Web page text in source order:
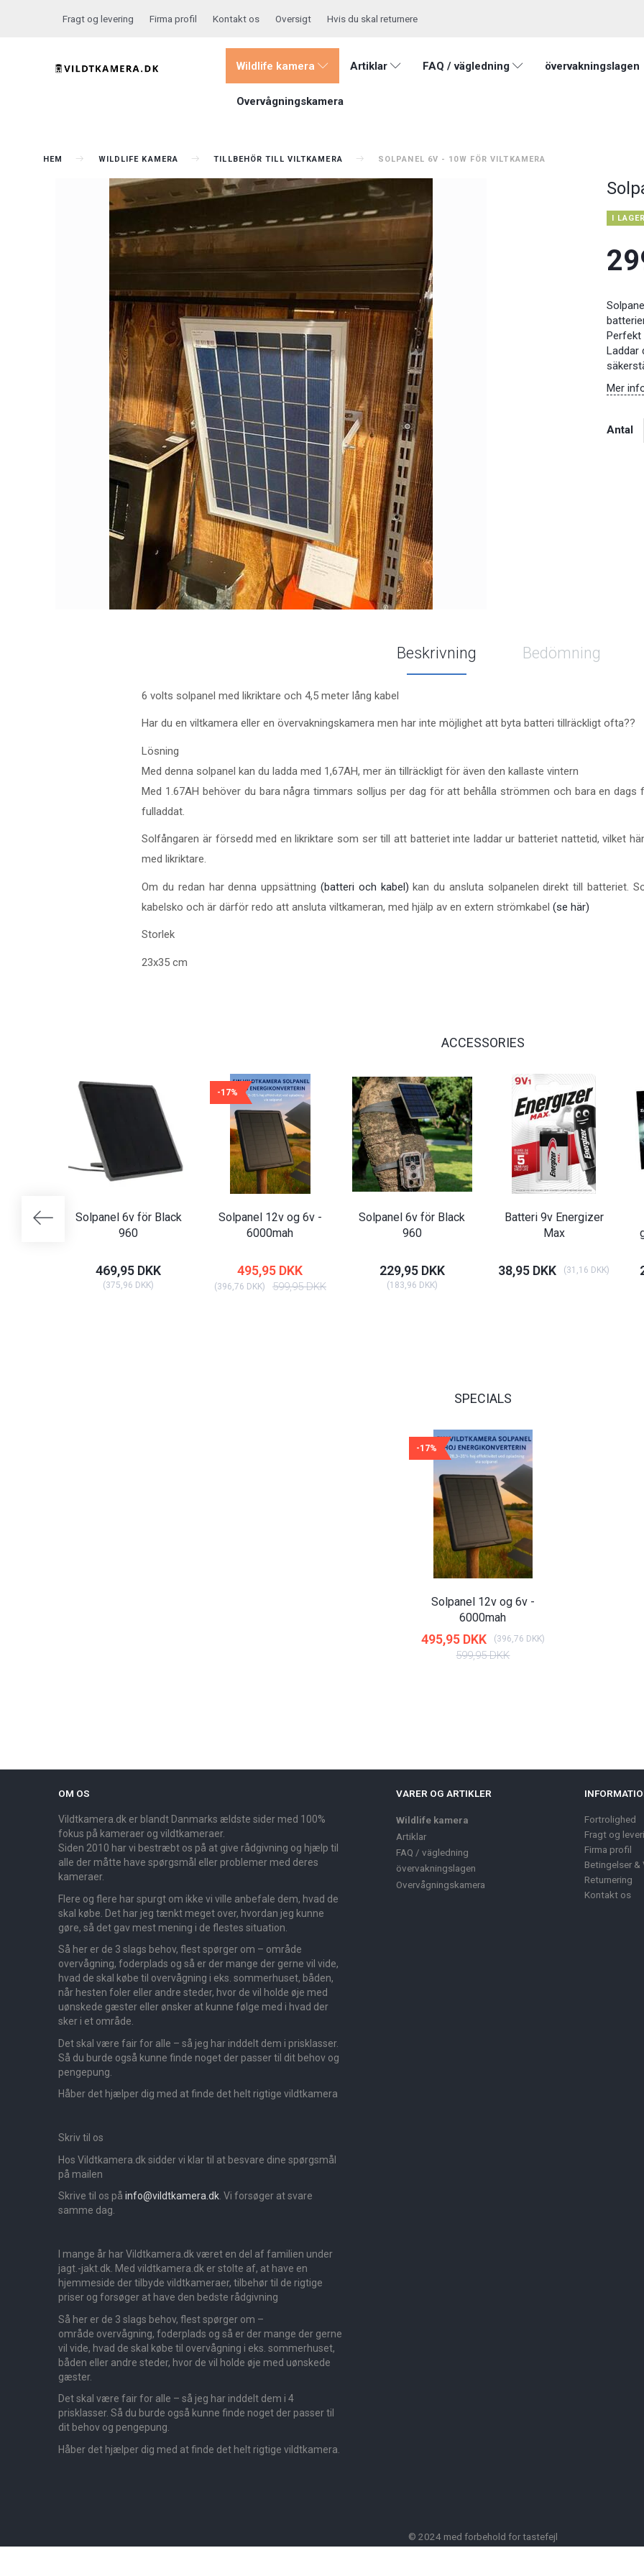
Fragt og levering Firma profil Kontakt os Oversigt Hvis du skal returnere
Wildlife kamera Artiklar FAQ / vägledning övervakningslagen
Overvågningskamera
HEM WILDLIFE KAMERA TILLBEHÖR TILL VILTKAMERA SOLPANEL 6V - 10W FÖR VILTKAMERA
I LAGER
Perfekt
Laddar
Mer
Antal
Beskrivning Bedömning
6 volts solpanel med likriktare och 4,5 meter lång kabel
Har du en viltkamera eller en övervakningskamera men har inte möjlighet att byta batteri tillräckligt ofta??
Lösning
Med denna solpanel kan du ladda med 1,67AH, mer än tillräckligt för även den kallaste vintern
Med 1.67AH behöver du bara några timmars solljus per dag för att behålla strömmen och bara en
fulladdat.
Solfångaren är försedd med en likriktare som ser till att batteriet inte laddar ur batteriet nattetid, vilket
med likriktare.
Om du redan har denna uppsättning(batteri och kabel) kan du ansluta solpanelen direkt till batteriet.
kabelsko och är därför redo att ansluta viltkameran, med hjälp av en extern strömkabel(se här)
Storlek
23x35 cm
ACCESSORIES
Solpanel 6v för Black
960
469,95 DKK
(375,96 DKK)
-17%
Solpanel 12v og 6v -
6000mah
495,95 DKK
(396,76 DKK) 599,95 DKK
Solpanel 6v för Black
960
229,95 DKK
(183,96 DKK)
Batteri 9v Energizer
Max
38,95 DKK (31,16 DKK)
SPECIALS
-17%
Solpanel 12v og 6v -
6000mah
495,95 DKK (396,76 DKK)
599,95 DKK
OM OS
Vildtkamera.dk er blandt Danmarks ældste sider med 100%
fokus på kameraer og vildtkameraer.
Siden 2010 har vi bestræbt os på at give rådgivning og hjælp til
alle der måtte have spørgsmål eller problemer med deres
kameraer.
Flere og flere har spurgt om ikke vi ville anbefale dem, hvad de
skal købe. Det har jeg tænkt meget over, hvordan jeg kunne
gøre, så det gav mest mening i de flestes situation.
Så her er de 3 slags behov, flest spørger om – område
overvågning, foderplads og så er der mange der gerne vil vide,
hvad de skal købe til overvågning i eks. sommerhuset, båden,
når hesten foler eller andre steder, hvor de vil holde øje med
uønskede gæster eller ønsker at kunne følge med i hvad der
sker i et område.
Det skal være fair for alle – så jeg har inddelt dem i prisklasser.
Så du burde også kunne finde noget der passer til dit behov og
pengepung.
Håber det hjælper dig med at finde det helt rigtige vildtkamera
Skriv til os
Hos Vildtkamera.dk sidder vi klar til at besvare dine spørgsmål
på mailen
Skrive til os på info@vildtkamera.dk. Vi forsøger at svare
samme dag.
I mange år har Vildtkamera.dk været en del af familien under
jagt.-jakt.dk. Med vildtkamera.dk er stolte af, at have en
hjemmeside der tilbyde vildtkameraer, tilbehør til de rigtige
priser og forsøger at have den bedste rådgivning
Så her er de 3 slags behov, flest spørger om –
område overvågning, foderplads og så er der mange der gerne
vil vide, hvad de skal købe til overvågning i eks. sommerhuset,
båden eller andre steder, hvor de vil holde øje med uønskede
gæster.
Det skal være fair for alle – så jeg har inddelt dem i 4
prisklasser. Så du burde også kunne finde noget der passer til
dit behov og pengepung.
Håber det hjælper dig med at finde det helt rigtige vildtkamera.
VARER OG ARTIKLER
Wildlife kamera
Artiklar
FAQ / vägledning
övervakningslagen
Overvågningskamera
Fortrolighed
Fragt og
Firma profil
Betingelser &
Returnering
Kontakt os
© 2024 med forbehold for tastefejl